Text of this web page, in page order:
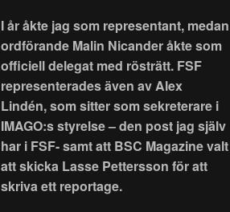
I år åkte jag som representant, medan
ordförande Malin Nicander åkte som
officiell delegat med rösträtt. FSF
representerades även av Alex
Lindén, som sitter som sekreterare i
IMAGO:s styrelse – den post jag själv
har i FSF- samt att BSC Magazine valt
att skicka Lasse Pettersson för att
skriva ett reportage.